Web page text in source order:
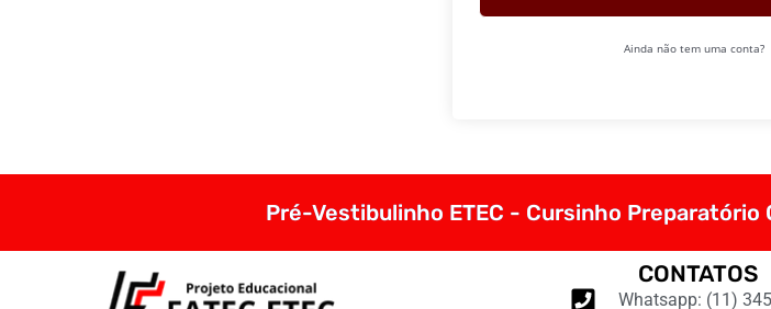
Ainda não tem uma conta?
Pré-Vestibulinho ETEC - Cursinho
CONTATOS
Whatsapp: (11)